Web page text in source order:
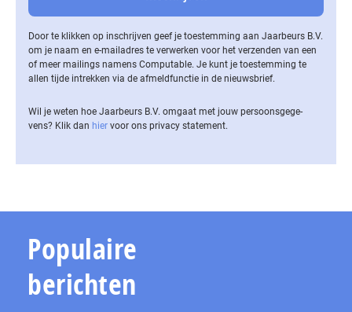
Door te klikken op inschrijven geef je toestemming aan Jaarbeurs B.V.
om je naam en e-mailadres te verwerken voor het verzenden van een
of meer mailings namens Computable. Je kunt je toestemming te
allen tijde intrekken via de af­meld­func­tie in de nieuwsbrief.
Wil je weten hoe Jaarbeurs B.V. omgaat met jouw per­soons­ge­ge­
vens? Klik dan hier voor ons privacy statement.
Populaire
berichten